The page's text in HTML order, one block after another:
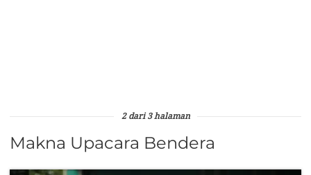
2 dari 3 halaman
Makna Upacara Bendera